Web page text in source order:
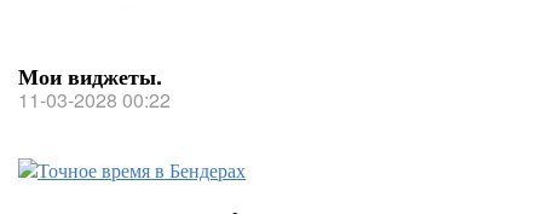
Мои виджеты.
11-03-2028 00:22